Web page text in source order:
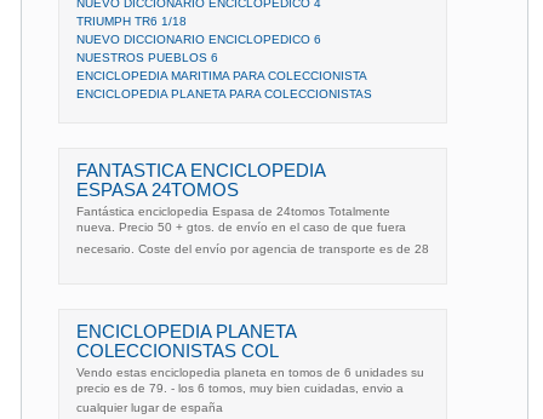
NUEVO DICCIONARIO ENCICLOPEDICO 4
TRIUMPH TR6 1/18
NUEVO DICCIONARIO ENCICLOPEDICO 6
NUESTROS PUEBLOS 6
ENCICLOPEDIA MARITIMA PARA COLECCIONISTA
ENCICLOPEDIA PLANETA PARA COLECCIONISTAS
FANTASTICA ENCICLOPEDIA
ESPASA 24TOMOS
Fantástica enciclopedia Espasa de 24tomos Totalmente
nueva. Precio 50 + gtos. de envío en el caso de que fuera
necesario. Coste del envío por agencia de transporte es de 28
ENCICLOPEDIA PLANETA
COLECCIONISTAS COL
Vendo estas enciclopedia planeta en tomos de 6 unidades su
precio es de 79. - los 6 tomos, muy bien cuidadas, envio a
cualquier lugar de españa